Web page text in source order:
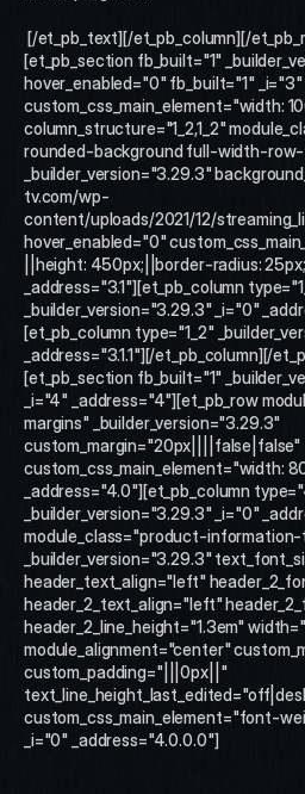
[et_pb_section fb_built="1"
hover_enabled="0" fb_built="1"
custom_css_main_element="width:
column_structure="1_2,1_2"
rounded-background full-width-
_builder_version="3.29.3"
tv.com/wp-
content/uploads/2021/12/
hover_enabled="0"
||height: 450px;||border-radius:
_address="3.1"][et_pb_column
_builder_version="3.29.3" _i="0"
[et_pb_column type="1_2"
_address="3.1.1"][/et_pb_column][/
[et_pb_section fb_built="1"
_i="4" _address="4"][et_pb_row
margins" _builder_version="3.29.3"
custom_margin="20px||||false|false"
custom_css_main_element="width:
_address="4.0"][et_pb_column
_builder_version="3.29.3" _i="0"
module_class="product-
_builder_version="3.29.3"
header_text_align="left"
header_2_text_align="left"
header_2_line_height="1.3em"
module_alignment="center"
custom_padding="|||0px||"
custom_css_main_element="font-
_i="0" _address="4.0.0.0"]